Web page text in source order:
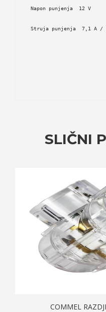
Napon punjenja  12 V
Struja punjenja  7,1 A /
SLIČNI
COMMEL